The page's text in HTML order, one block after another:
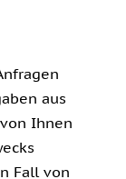
aus
Ihnen
Fall von